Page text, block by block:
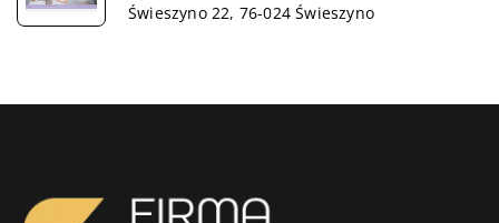
Świeszyno 22, 76-024 Świeszyno